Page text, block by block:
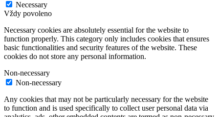
Necessary
Vždy povoleno
Necessary cookies are absolutely essential for the website to
function properly. This category only includes cookies that ensures
basic functionalities and security features of the website. These
cookies do not store any personal information.
Non-necessary
Non-necessary
Any cookies that may not be particularly necessary for the website
to function and is used specifically to collect user personal data via